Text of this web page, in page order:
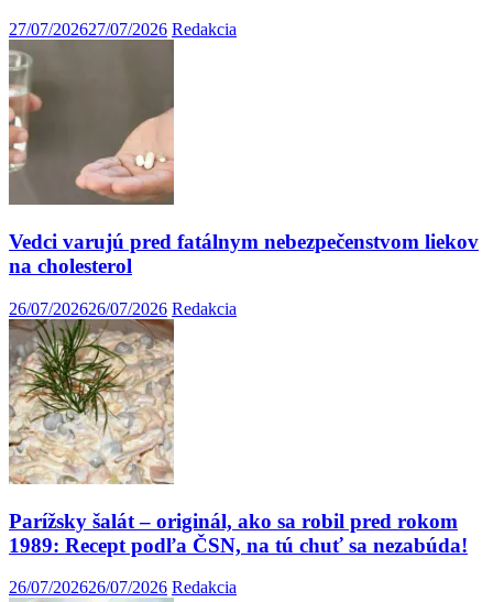
27/07/202627/07/2026 Redakcia
Vedci varujú pred fatálnym nebezpečenstvom liekov
na cholesterol
26/07/202626/07/2026 Redakcia
Parížsky šalát – originál, ako sa robil pred rokom
1989: Recept podľa ČSN, na tú chuť sa nezabúda!
26/07/202626/07/2026 Redakcia